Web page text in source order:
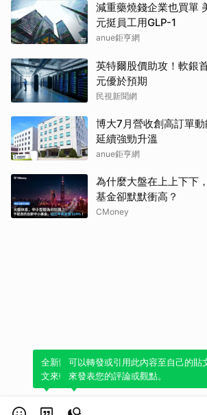
減重藥燒錢企業也買單
元挺員工用GLP-1
anue鉅亨網
英特爾股價助攻！軟銀
元優於預期
民視新聞網
博大7月營收創高訂單
延續強勁升溫
anue鉅亨網
為什麼大盤在上上下下
基金卻默默衝高？
CMoney
全新體驗！一鍵引用此內容，透過發布貼
文來輕鬆表達個人立場。
可以轉發或引用此內容至自己的貼
來發表您的評論或觀點。